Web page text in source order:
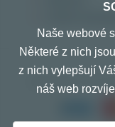
PŘIJÍMÁME TYTO
Naše webové
Některé z nich
z nich vylepšují
náš web